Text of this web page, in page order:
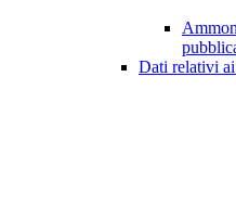
Dati relativi